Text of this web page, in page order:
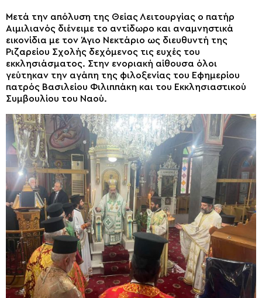
Μετά την απόλυση της Θείας Λειτουργίας ο πατήρ
Αιμιλιανός διένειμε το αντίδωρο και αναμνηστικά
εικονίδια με τον Άγιο Νεκτάριο ως διευθυντή της
Ριζαρείου Σχολής δεχόμενος τις ευχές του
εκκλησιάσματος. Στην ενοριακή αίθουσα όλοι
γεύτηκαν την αγάπη της φιλοξενίας του Εφημερίου
πατρός Βασιλείου Φιλιππάκη και του Εκκλησιαστικού
Συμβουλίου του Ναού.